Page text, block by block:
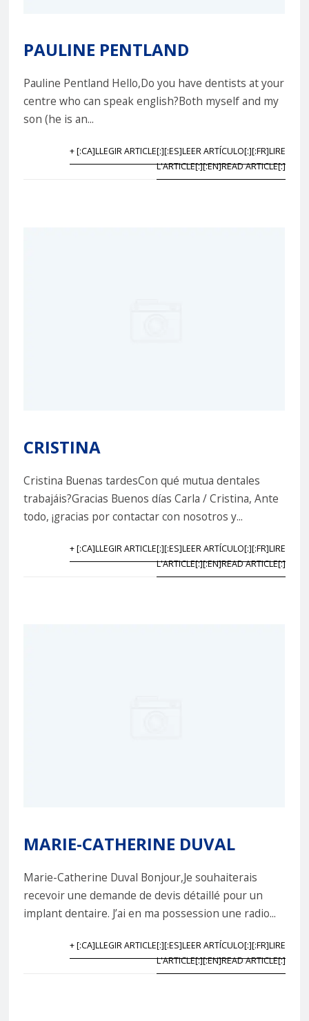
PAULINE PENTLAND
Pauline Pentland Hello,Do you have dentists at your
centre who can speak english?Both myself and my
son (he is an...
+ [:CA]LLEGIR ARTICLE[:][:ES]LEER ARTÍCULO[:][:FR]LIRE
L'ARTICLE[:][:EN]READ ARTICLE[:]
CRISTINA
Cristina Buenas tardesCon qué mutua dentales
trabajáis?Gracias Buenos días Carla / Cristina, Ante
todo, ¡gracias por contactar con nosotros y...
+ [:CA]LLEGIR ARTICLE[:][:ES]LEER ARTÍCULO[:][:FR]LIRE
L'ARTICLE[:][:EN]READ ARTICLE[:]
MARIE-CATHERINE DUVAL
Marie-Catherine Duval Bonjour,Je souhaiterais
recevoir une demande de devis détaillé pour un
implant dentaire. J’ai en ma possession une radio...
+ [:CA]LLEGIR ARTICLE[:][:ES]LEER ARTÍCULO[:][:FR]LIRE
L'ARTICLE[:][:EN]READ ARTICLE[:]